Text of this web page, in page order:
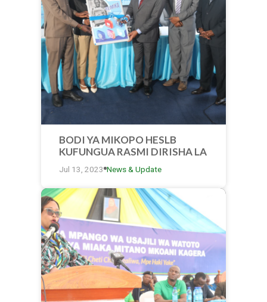
BODI YA MIKOPO HESLB
KUFUNGUA RASMI DIRISHA LA
MAOMBI YA MIKOPO YA
WANAFUNZI WA ELIMU YA JUU
MWAKA WA MASOMO
2023/2024
Jul 13, 2023 News & Update